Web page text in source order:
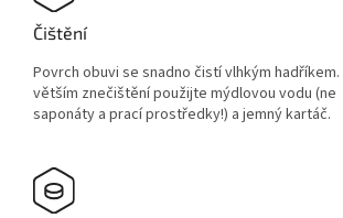
Čištění
Povrch obuvi se snadno čistí vlhkým hadříkem.
větším znečištění použijte mýdlovou vodu (ne
saponáty a prací prostředky!) a jemný kartáč.